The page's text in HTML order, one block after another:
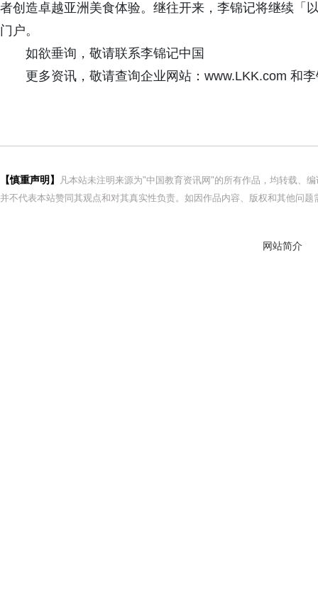
者创造卓越亚洲美食体验。继往开来，李锦记将继续「
门户。
如欲垂询，敬请联系李锦记中国
更多资讯，敬请查询企业网站：www.LKK.com 和
【慎重声明】
凡本站未注明来源为"中国教育资讯网"的所有作品，均转载、
并不代表本站赞同其观点和对其真实性负责。如因作品内容、版权和其他问
网站简介